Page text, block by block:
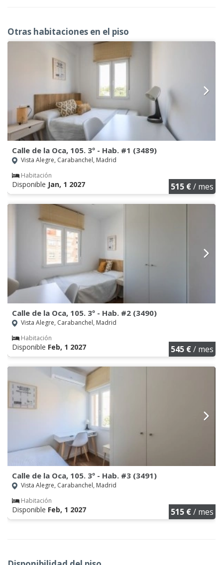
Otras habitaciones en el piso
Calle de la Oca, 105. 3º - Hab. #1 (3489)
Vista Alegre, Carabanchel, Madrid
Habitación
Disponible Jan, 1 2027 515 €/ mes
Calle de la Oca, 105. 3º - Hab. #2 (3490)
Vista Alegre, Carabanchel, Madrid
Habitación
Disponible Feb, 1 2027 545 €/ mes
Calle de la Oca, 105. 3º - Hab. #3 (3491)
Vista Alegre, Carabanchel, Madrid
Habitación
Disponible Feb, 1 2027 515 €/ mes